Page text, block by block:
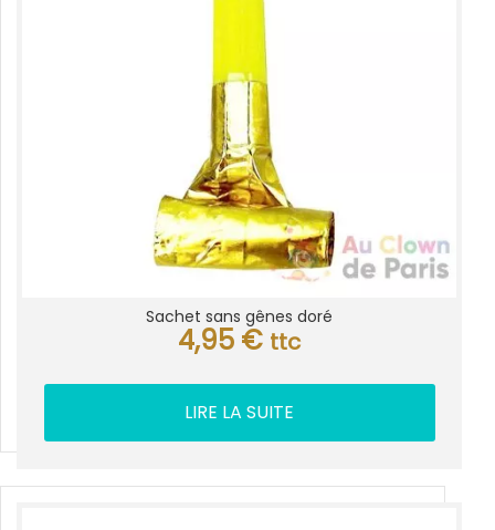
Sachet sans gênes doré
4,95 € ttc
LIRE LA SUITE